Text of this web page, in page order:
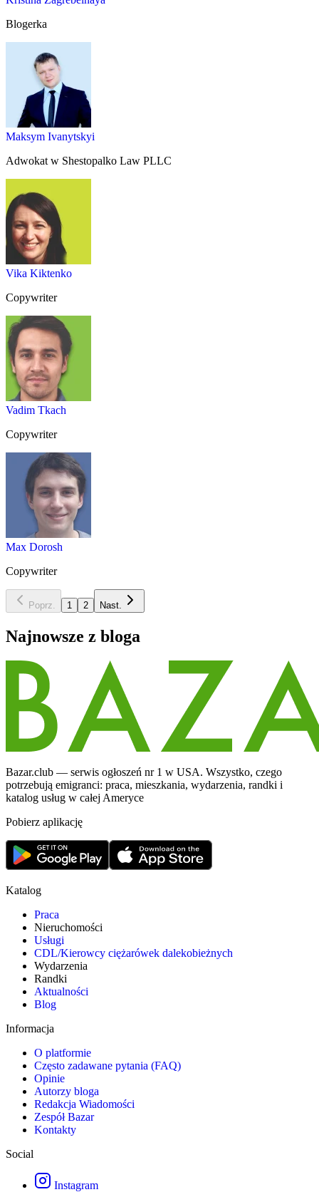
Blogerka
Maksym Ivanytskyi
Adwokat w Shestopalko Law PLLC
Vika Kiktenko
Copywriter
Vadim Tkach
Copywriter
Max Dorosh
Copywriter
Poprz. 1 2 Nast.
Najnowsze z bloga
Bazar.club — serwis ogłoszeń nr 1 w USA. Wszystko, czego
potrzebują emigranci: praca, mieszkania, wydarzenia, randki i
katalog usług w całej Ameryce
Pobierz aplikację
Katalog
Praca
Nieruchomości
Usługi
CDL/Kierowcy ciężarówek dalekobieżnych
Wydarzenia
Randki
Aktualności
Blog
Informacja
O platformie
Często zadawane pytania (FAQ)
Opinie
Autorzy bloga
Redakcja Wiadomości
Zespół Bazar
Kontakty
Social
Instagram